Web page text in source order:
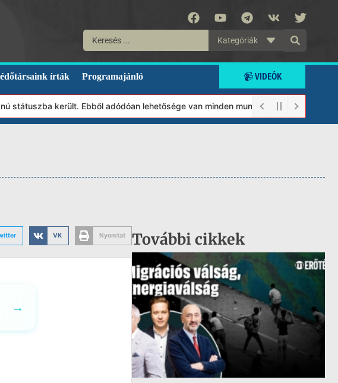
Kategóriák
írták Programajánló 📹 VIDEÓK
került. Ebből adódóan lehetősége van minden munkánkat segíteni
VK Nyomtat
→
További cikkek